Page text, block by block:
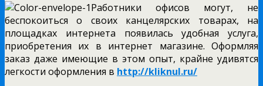
Работники офисов могут, не
беспокоиться о своих канцелярских товарах, на
площадках интернета появилась удобная услуга,
приобретения их в интернет магазине. Оформляя
заказ даже имеющие в этом опыт, крайне удивятся
легкости оформления в http://kliknul.ru/